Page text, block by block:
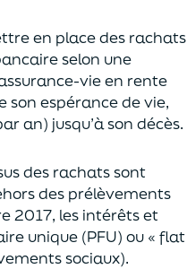
en place des rachats
selon une
vie en rente
son espérance de vie,
an) jusqu’à son décès.
des rachats sont
des prélèvements
2017, les intérêts et
unique (PFU) ou « flat
sociaux).